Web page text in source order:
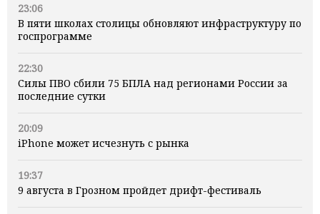
23:06
В пяти школах столицы обновляют инфраструктуру по
госпрограмме
22:30
Силы ПВО сбили 75 БПЛА над регионами России за
последние сутки
20:09
iPhone может исчезнуть с рынка
19:37
9 августа в Грозном пройдет дрифт-фестиваль